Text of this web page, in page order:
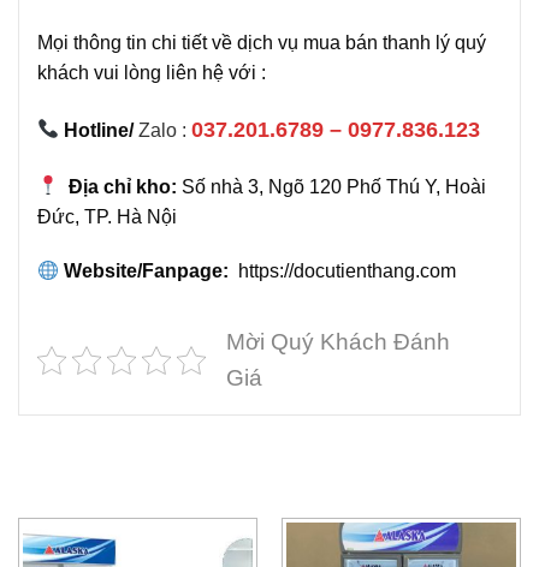
Mọi thông tin chi tiết về dịch vụ mua bán thanh lý quý
khách vui lòng liên hệ với :
Hotline/Zalo :037.201.6789 – 0977.836.123
Địa chỉ kho: Số nhà 3, Ngõ 120 Phố Thú Y, Hoài
Đức, TP. Hà Nội
Website/Fanpage: https://docutienthang.com
Mời Quý Khách Đánh
Giá